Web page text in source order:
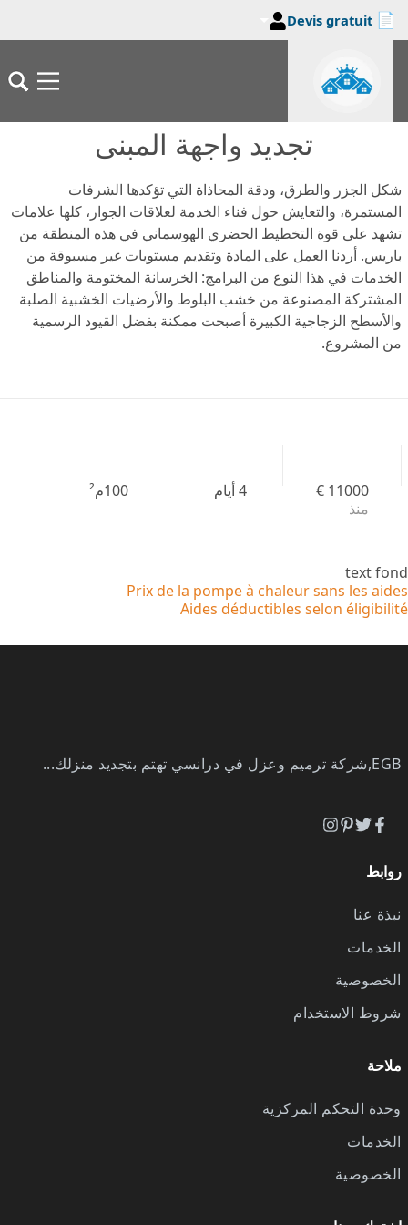
📄
Devis gratuit
تجديد واجهة المبنى
شكل الجزر والطرق، ودقة المحاذاة التي تؤكدها الشرفات
المستمرة، والتعايش حول فناء الخدمة لعلاقات الجوار، كلها علامات
تشهد على قوة التخطيط الحضري الهوسماني في هذه المنطقة من
باريس. أردنا العمل على المادة وتقديم مستويات غير مسبوقة من
الخدمات في هذا النوع من البرامج: الخرسانة المختومة والمناطق
المشتركة المصنوعة من خشب البلوط والأرضيات الخشبية الصلبة
والأسطح الزجاجية الكبيرة أصبحت ممكنة بفضل القيود الرسمية
من المشروع.
11000 €
منذ
4 أيام 100م²
text fond
Prix de la pompe à chaleur sans les aides
Aides déductibles selon éligibilité
EGB, شركة ترميم وعزل في درانسي تهتم بتجديد منزلك...
روابط
نبذة عنا
الخدمات
الخصوصية
شروط الاستخدام
ملاحة
وحدة التحكم المركزية
الخدمات
الخصوصية